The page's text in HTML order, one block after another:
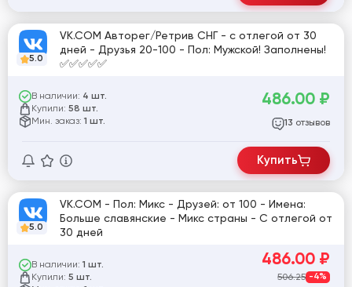
5.0
VK.COM Авторег/Ретрив СНГ - с отлегой от 30
дней - Друзья 20-100 - Пол: Мужской! Заполнены!
✅✅✅✅✅
В наличии: 4 шт.
Купили: 58 шт.
Мин. заказ: 1 шт.
486.00 ₽
13 отзывов
Купить
5.0
VK.COM - Пол: Микс - Друзей: от 100 - Имена:
Больше славянские - Микс страны - С отлегой от
30 дней
В наличии: 1 шт.
Купили: 5 шт.
486.00 ₽
506.25 -4%